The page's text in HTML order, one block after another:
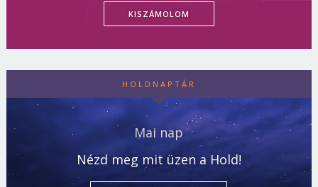
KISZÁMOLOM
HOLDNAPTÁR
Mai nap
Nézd meg mit üzen a Hold!